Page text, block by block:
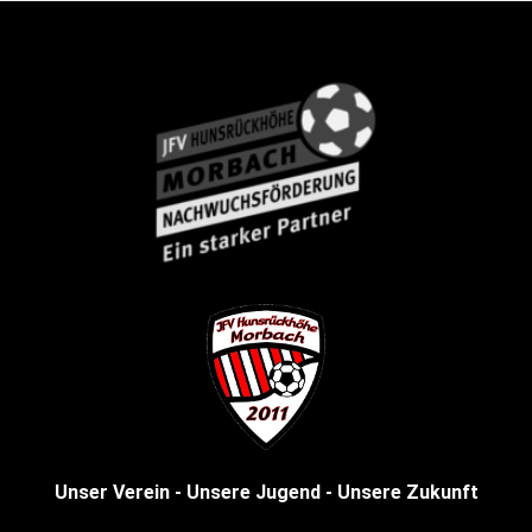
Unser Verein - Unsere Jugend - Unsere Zukunft